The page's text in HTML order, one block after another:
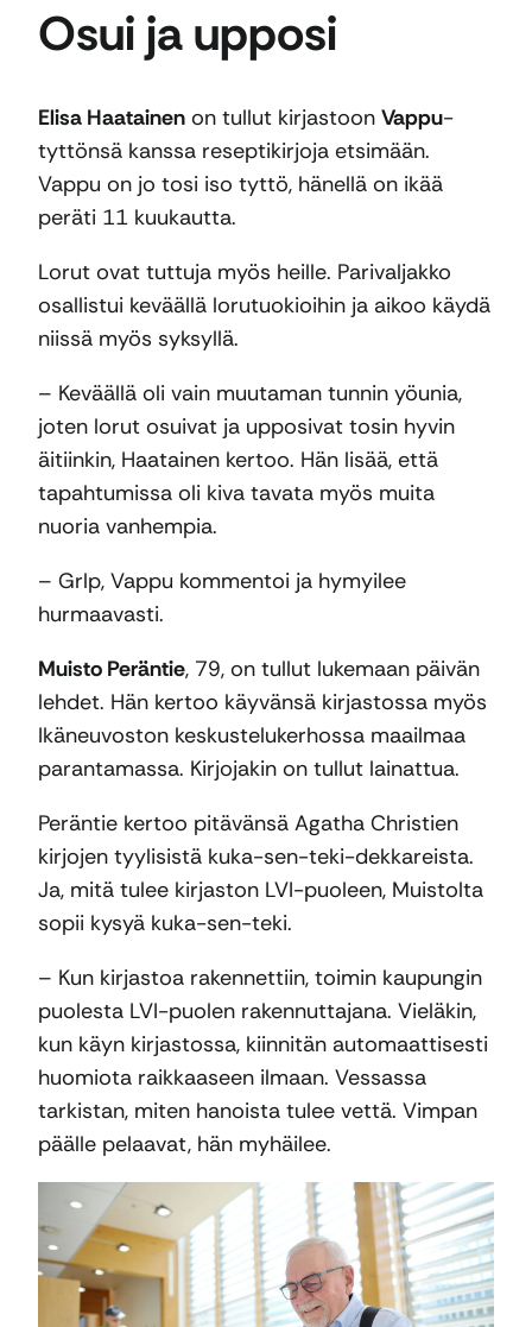
Osui ja upposi
Elisa Haatainen on tullut kirjastoon Vappu-
tyttönsä kanssa reseptikirjoja etsimään.
Vappu on jo tosi iso tyttö, hänellä on ikää
peräti 11 kuukautta.
Lorut ovat tuttuja myös heille. Parivaljakko
osallistui keväällä lorutuokioihin ja aikoo käydä
niissä myös syksyllä.
– Keväällä oli vain muutaman tunnin yöunia,
joten lorut osuivat ja upposivat tosin hyvin
äitiinkin, Haatainen kertoo. Hän lisää, että
tapahtumissa oli kiva tavata myös muita
nuoria vanhempia.
– Grlp, Vappu kommentoi ja hymyilee
hurmaavasti.
Muisto Peräntie, 79, on tullut lukemaan päivän
lehdet. Hän kertoo käyvänsä kirjastossa myös
Ikäneuvoston keskustelukerhossa maailmaa
parantamassa. Kirjojakin on tullut lainattua.
Peräntie kertoo pitävänsä Agatha Christien
kirjojen tyylisistä kuka-sen-teki-dekkareista.
Ja, mitä tulee kirjaston LVI-puoleen, Muistolta
sopii kysyä kuka-sen-teki.
– Kun kirjastoa rakennettiin, toimin kaupungin
puolesta LVI-puolen rakennuttajana. Vieläkin,
kun käyn kirjastossa, kiinnitän automaattisesti
huomiota raikkaaseen ilmaan. Vessassa
tarkistan, miten hanoista tulee vettä. Vimpan
päälle pelaavat, hän myhäilee.